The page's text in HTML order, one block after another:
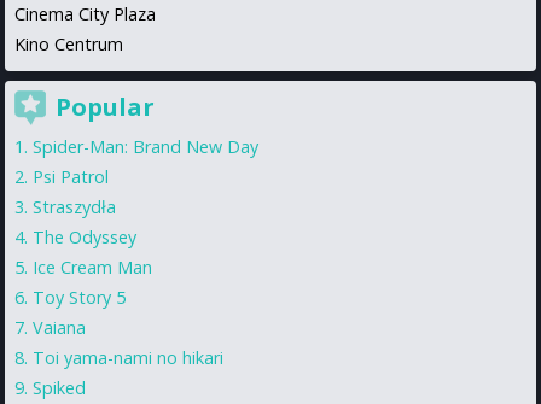
Cinema City Plaza
Kino Centrum
Popular
Spider-Man: Brand New Day
Psi Patrol
Straszydła
The Odyssey
Ice Cream Man
Toy Story 5
Vaiana
Toi yama-nami no hikari
Spiked